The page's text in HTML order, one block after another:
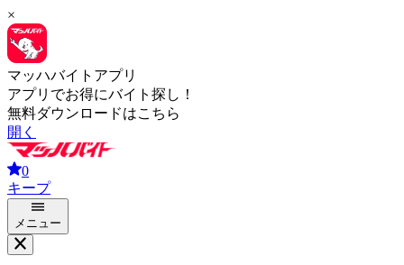
×
マッハバイトアプリ
アプリでお得にバイト探し！
無料ダウンロードはこちら
開く
0
キープ
メニュー